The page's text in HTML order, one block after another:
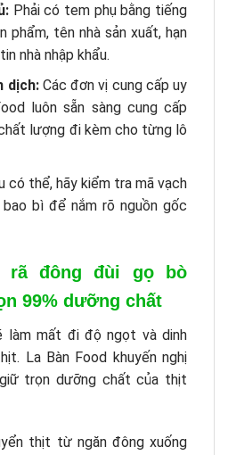
Phải có tem phụ bằng tiếng
phẩm, tên nhà sản xuất, hạn
nhà nhập khẩu.
dịch:Các đơn vị cung cấp uy
luôn sẵn sàng cung cấp
lượng đi kèm cho từng lô
có thể, hãy kiểm tra mã vạch
bì để nắm rõ nguồn gốc
rã đông đùi gọ bò
99% dưỡng chất
làm mất đi độ ngọt và dinh
La Bàn Food khuyến nghị
trọn dưỡng chất của thịt
thịt từ ngăn đông xuống